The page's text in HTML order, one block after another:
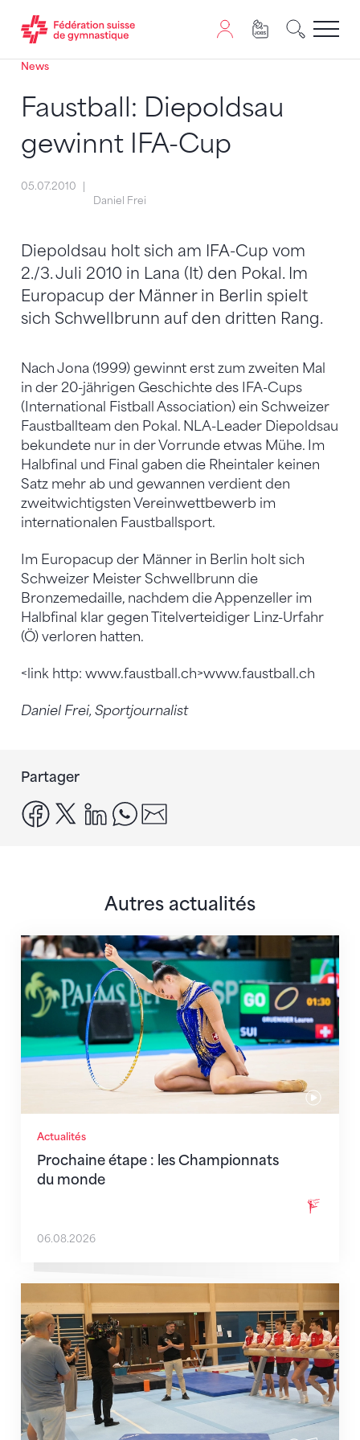
Passer au contenu
Naviguer vers le plan du siten
JavaScript est nécessaire pour naviguer sur ce site.
News
Faustball: Diepoldsau
gewinnt IFA-Cup
05.07.2010
Daniel Frei
Diepoldsau holt sich am IFA-Cup vom
2./3. Juli 2010 in Lana (It) den Pokal. Im
Europacup der Männer in Berlin spielt
sich Schwellbrunn auf den dritten Rang.
Nach Jona (1999) gewinnt erst zum zweiten Mal
in der 20-jährigen Geschichte des IFA-Cups
(International Fistball Association) ein Schweizer
Faustballteam den Pokal. NLA-Leader Diepoldsau
bekundete nur in der Vorrunde etwas Mühe. Im
Halbfinal und Final gaben die Rheintaler keinen
Satz mehr ab und gewannen verdient den
zweitwichtigsten Vereinwettbewerb im
internationalen Faustballsport.
Im Europacup der Männer in Berlin holt sich
Schweizer Meister Schwellbrunn die
Bronzemedaille, nachdem die Appenzeller im
Halbfinal klar gegen Titelverteidiger Linz-Urfahr
(Ö) verloren hatten.
<link http: www.faustball.ch>www.faustball.ch
Daniel Frei, Sportjournalist
Partager
facebook
x linkedinwhatsapp
Autres actualités
Actualités
Prochaine étape : les Championnats
du monde
Prochaine étape : les Championnats du monde
06.08.2026
En route pour Zagreb avec des objectifs clairs